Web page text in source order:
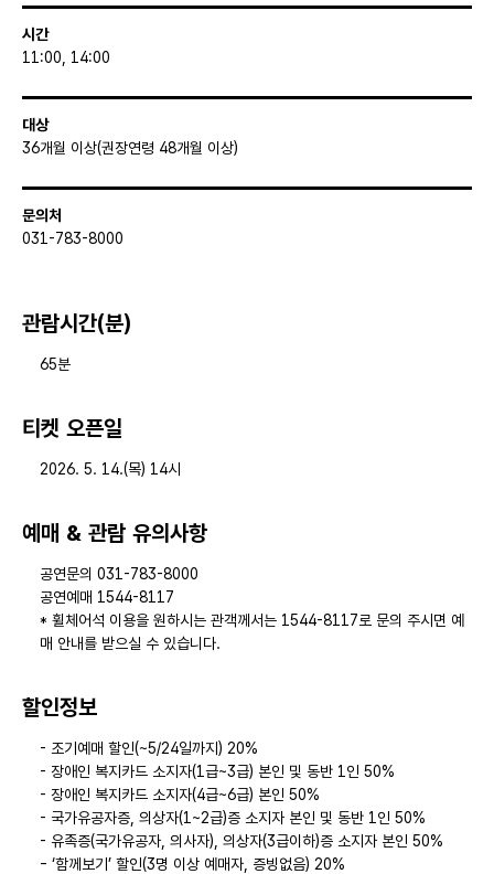
시간
11:00, 14:00
대상
36개월 이상(권장연령 48개월 이상)
문의처
031-783-8000
관람시간(분)
65분
티켓 오픈일
2026. 5. 14.(목) 14시
예매 & 관람 유의사항
공연문의 031-783-8000
공연예매 1544-8117
* 휠체어석 이용을 원하시는 관객께서는 1544-8117로 문의 주시면 예
매 안내를 받으실 수 있습니다.
할인정보
- 조기예매 할인(~5/24일까지) 20%
- 장애인 복지카드 소지자(1급~3급) 본인 및 동반 1인 50%
- 장애인 복지카드 소지자(4급~6급) 본인 50%
- 국가유공자증, 의상자(1~2급)증 소지자 본인 및 동반 1인 50%
- 유족증(국가유공자, 의사자), 의상자(3급이하)증 소지자 본인 50%
- ‘함께보기’ 할인(3명 이상 예매자, 증빙없음) 20%